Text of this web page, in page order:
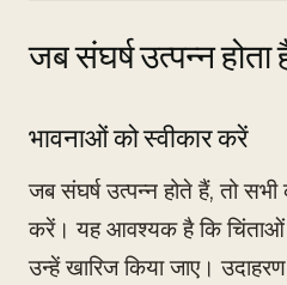
जब संघर्ष उत्पन्न
भावनाओं को स्वीकार करें
जब संघर्ष उत्पन्न होते हैं, तो
करें। यह आवश्यक है कि चिंताओं
उन्हें खारिज किया जाए।